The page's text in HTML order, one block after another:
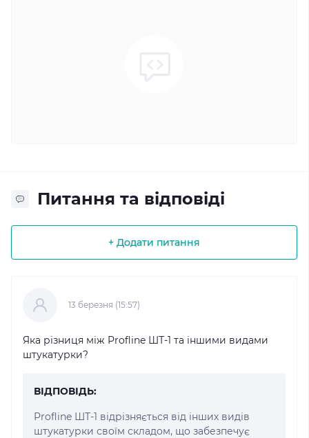
Питання та відповіді
+ Додати питання
13 березня (15:57)
Яка різниця між Profline ШТ-1 та іншими видами
штукатурки?
ВІДПОВІДЬ:
Profline ШТ-1 відрізняється від інших видів
штукатурки своїм складом, що забезпечує